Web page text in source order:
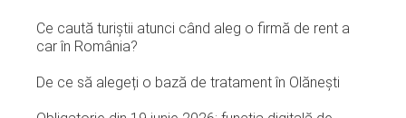
Ce caută turiștii atunci când aleg o firmă de rent a
car în România?
De ce să alegeți o bază de tratament în Olănești